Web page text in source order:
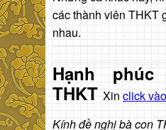
các thành viên THKT
nhau.
Hạnh
THKT Xin click
Kính đề nghị bà con